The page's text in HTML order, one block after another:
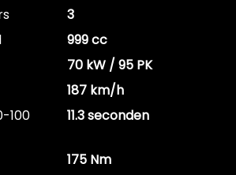
3
999 cc
70 kW / 95 PK
187 km/h
100
11.3 seconden
175 Nm